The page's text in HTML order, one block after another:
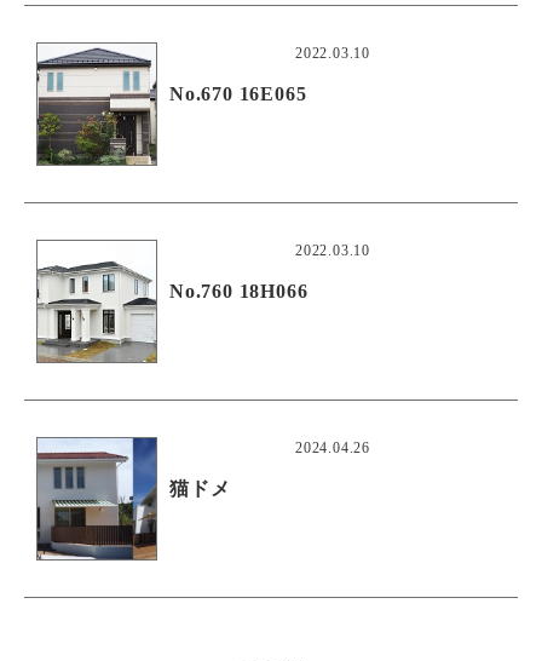
2022.03.10
No.670 16E065
2022.03.10
No.760 18H066
2024.04.26
猫ドメ